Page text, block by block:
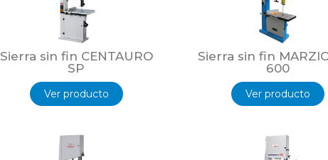
Sierra sin fin CENTAURO
SP
Ver producto
Sierra sin fin
600
Ver producto